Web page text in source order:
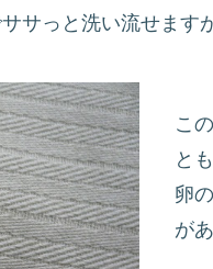
サっと洗い流せます
こ
と
卵
が